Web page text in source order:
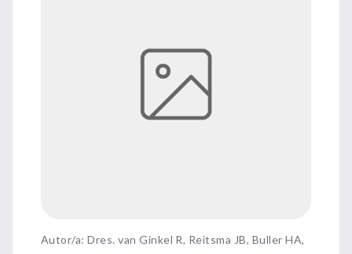
Autor/a: Dres. van Ginkel R, Reitsma JB, Buller HA,